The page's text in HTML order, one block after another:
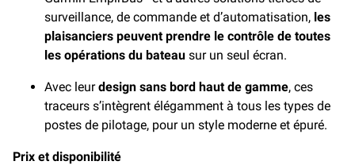
surveillance, de commande et d’automatisation, les
plaisanciers peuvent prendre le contrôle de toutes
les opérations du bateau sur un seul écran.
Avec leurdesign sans bord haut de gamme, ces
traceurs s’intègrent élégamment à tous les types de
postes de pilotage, pour un style moderne et épuré.
Prix et disponibilité